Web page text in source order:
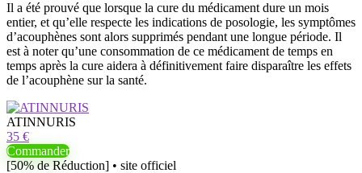
Il a été prouvé que lorsque la cure du médicament dure un mois
entier, et qu’elle respecte les indications de posologie, les symptômes
d’acouphènes sont alors supprimés pendant une longue période. Il
est à noter qu’une consommation de ce médicament de temps en
temps après la cure aidera à définitivement faire disparaître les effets
de l’acouphène sur la santé.
ATINNURIS
35 €
Commander
[50% de Réduction] • site officiel